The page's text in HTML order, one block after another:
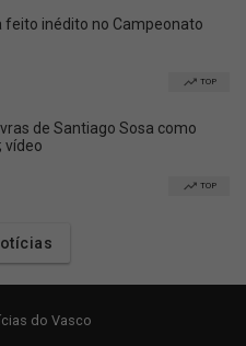
feito inédito no Campeonato
TOP
de Santiago Sosa como
vídeo
TOP
do Vasco